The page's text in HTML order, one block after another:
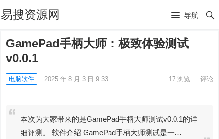
易搜资源网 导航
GamePad手柄大师：极致体验测试
v0.0.1
电脑软件 2025 年 8 月 3 日 9:33 17浏览 评论
本次为大家带来的是GamePad手柄大师测试v0.0.1的详
细评测。 软件介绍 GamePad手柄大师测试是一…